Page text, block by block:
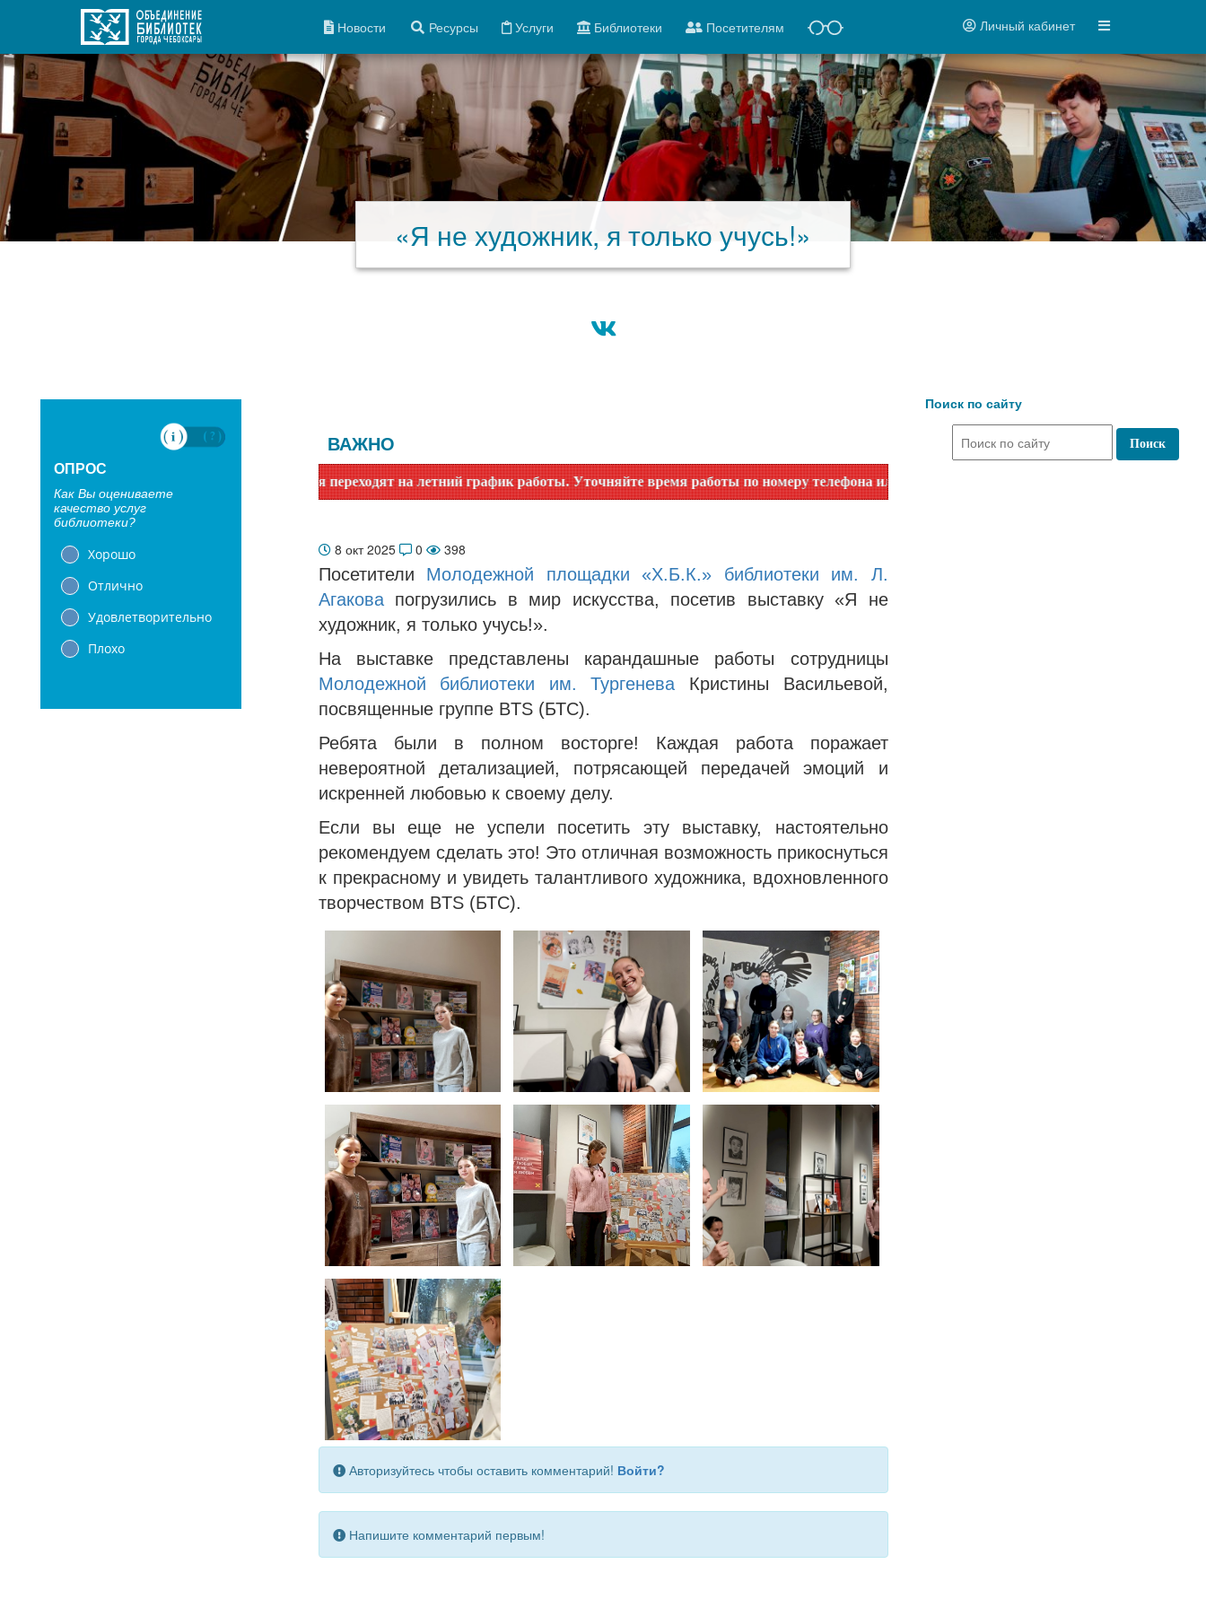
Новости Ресурсы Услуги Библиотеки Посетителям Личный кабинет
«Я не художник, я только учусь!»
ОПРОС
Как Вы оцениваете
качество услуг
библиотеки?
Хорошо
Отлично
Удовлетворительно
Плохо
ВАЖНО
что библиотеки с 1 июня переходят на летний график работы. Уточняйте время работы по номеру телефона или на сайте в разделе "Библиотеки"!
8 окт 2025 0 398
Посетители Молодежной площадки «Х.Б.К.» библиотеки им. Л.
Агаковапогрузились в мир искусства, посетив выставку «Я не
художник, я только учусь!».
На выставке представлены карандашные работы сотрудницы
Молодежной библиотеки им. Тургенева Кристины Васильевой,
посвященные группе BTS (БТС).
Ребята были в полном восторге! Каждая работа поражает
невероятной детализацией, потрясающей передачей эмоций и
искренней любовью к своему делу.
Если вы еще не успели посетить эту выставку, настоятельно
рекомендуем сделать это! Это отличная возможность прикоснуться
к прекрасному и увидеть талантливого художника, вдохновленного
творчеством BTS (БТС).
Авторизуйтесь чтобы оставить комментарий! Войти?
Напишите комментарий первым!
Поиск по сайту